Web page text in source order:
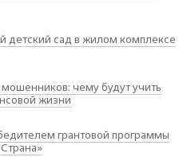
детский сад в жилом комплексе
чему будут учить
жизни
грантовой программы